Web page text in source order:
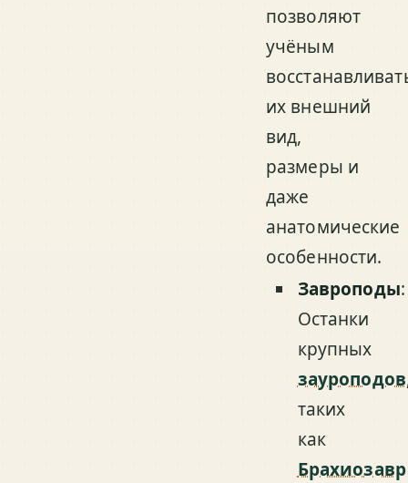
позволяют
учёным
их внешний
вид,
размеры и
даже
анатомические
особенности.
Завроподы:
Останки
крупных
зауроподов
таких
как
Брахиозавр